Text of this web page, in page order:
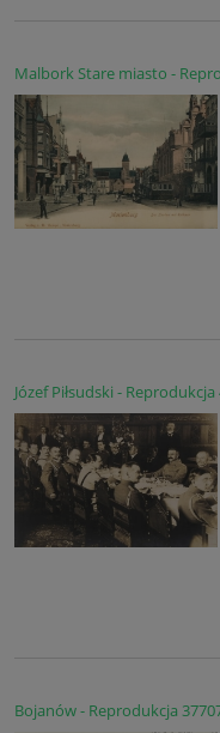
Malbork Stare miasto -
Józef Piłsudski - Reprodukcja
Bojanów - Reprodukcja